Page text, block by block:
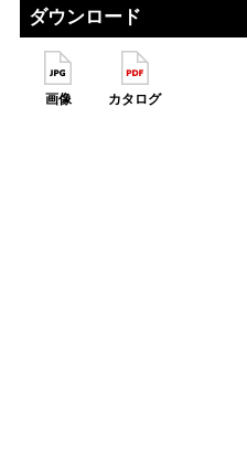
ダウンロード
画像 カタログ